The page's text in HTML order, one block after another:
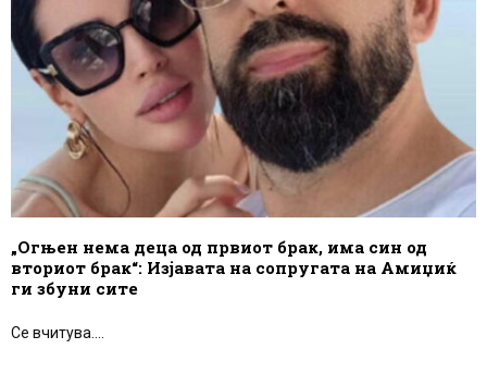
„Огњен нема деца од првиот брак, има син од
вториот брак“: Изјавата на сопругата на Амиџиќ
ги збуни сите
Се вчитува....